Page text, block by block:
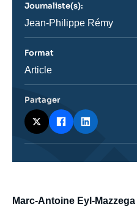
body
Marc-Antoine Eyl-Mazzega
ou
émission
Journaliste(s):
Journaliste
Jean-Philippe Rémy
Format
Catégorie
Article
Partager